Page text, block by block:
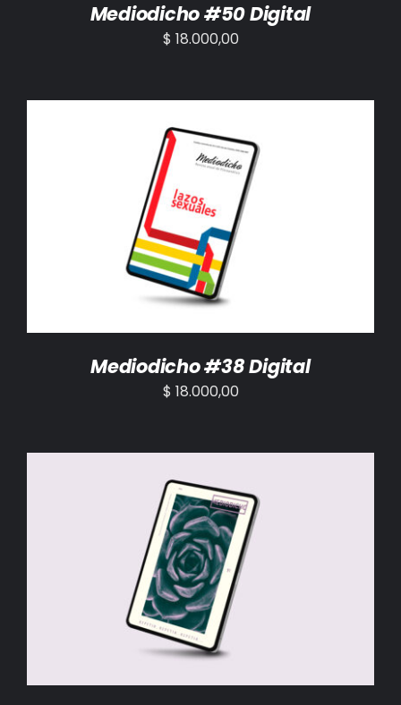
Mediodicho #50 Digital
$ 18.000,00
AÑADIR AL CARRITO /
Mediodicho #38 Digital
$ 18.000,00
AÑADIR AL CARRITO /